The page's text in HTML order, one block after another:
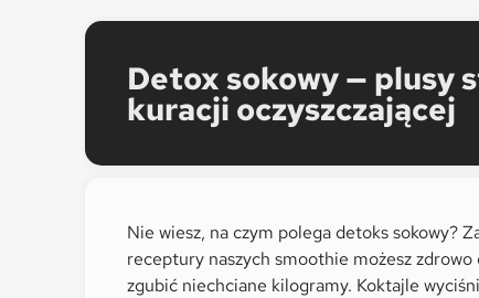
Detox sokowy — plusy
kuracji oczyszczającej
Nie wiesz, na czym polega detoks sokowy?
receptury naszych smoothie możesz zdrowo
zgubić niechciane kilogramy. Koktajle